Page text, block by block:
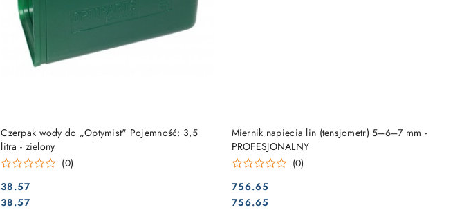
Czerpak wody do „Optymist" Pojemność: 3,5
litra - zielony
(0)
Cena:
38.57
Cena:
38.57
DO KOSZYKA
Miernik napięcia lin (tensjometr) 5–6–7 mm -
PROFESJONALNY
(0)
Cena:
756.65
Cena:
756.65
DO KOSZYKA